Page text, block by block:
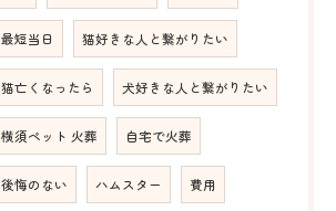
最短当日 猫好きな人と繋がりたい
猫亡くなったら 犬好きな人と繋がりたい
横須ペット 火葬 自宅で火葬
後悔のない ハムスター 費用